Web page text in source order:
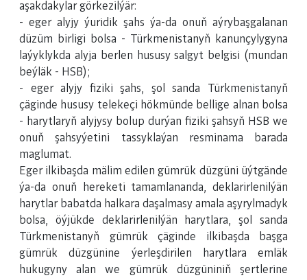
aşakdakylar görkezilýär:
- eger alyjy ýuridik şahs ýa-da onuň aýrybaşgalanan
düzüm birligi bolsa - Türkmenistanyň kanunçylygyna
laýyklykda alyja berlen hususy salgyt belgisi (mundan
beýläk - HSB);
- eger alyjy fiziki şahs, şol sanda Türkmenistanyň
çäginde hususy telekeçi hökmünde bellige alnan bolsa
- harytlaryň alyjysy bolup durýan fiziki şahsyň HSB we
onuň şahsyýetini tassyklaýan resminama barada
maglumat.
Eger ilkibaşda mälim edilen gümrük düzgüni üýtgände
ýa-da onuň hereketi tamamlananda, deklarirlenilýän
harytlar babatda halkara daşalmasy amala aşyrylmadyk
bolsa, öýjükde deklarirlenilýän harytlara, şol sanda
Türkmenistanyň gümrük çäginde ilkibaşda başga
gümrük düzgünine ýerleşdirilen harytlara emläk
hukugyny alan we gümrük düzgüniniň şertlerine